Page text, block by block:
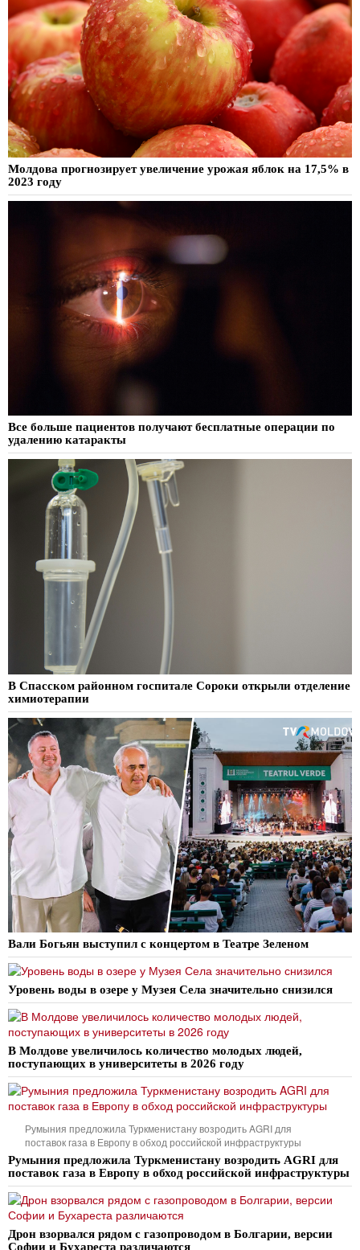
Молдова прогнозирует увеличение урожая яблок на 17,5% в
2023 году
Все больше пациентов получают бесплатные операции по
удалению катаракты
В Спасском районном госпитале Сороки открыли отделение
химиотерапии
Вали Богьян выступил с концертом в Театре Зеленом
Уровень воды в озере у Музея Села значительно снизился
В Молдове увеличилось количество молодых людей,
поступающих в университеты в 2026 году
Румыния предложила Туркменистану возродить AGRI для
поставок газа в Европу в обход российской инфраструктуры
Румыния предложила Туркменистану возродить AGRI для
поставок газа в Европу в обход российской инфраструктуры
Дрон взорвался рядом с газопроводом в Болгарии, версии
Софии и Бухареста различаются